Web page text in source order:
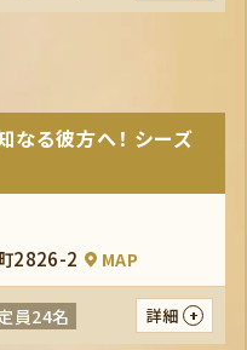
なる彼方へ！ シーズ
2826-2 MAP
員24名 詳細